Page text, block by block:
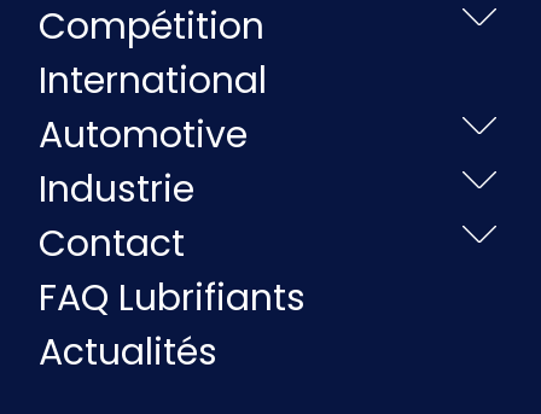
Compétition
International
Automotive
Industrie
Contact
FAQ Lubrifiants
Actualités